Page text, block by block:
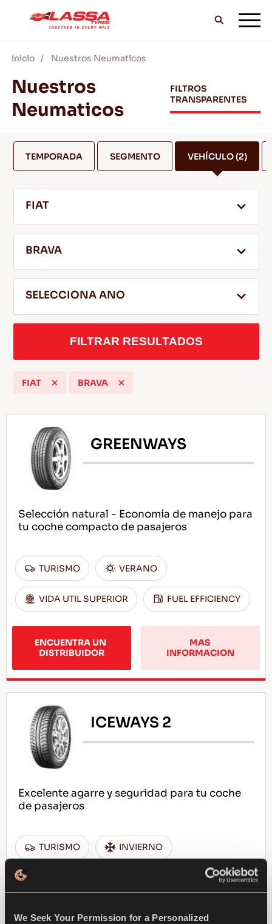
We Seek Your Permission for a Personalized
TODOS LOS NEUMÁTICOS LASSA
DISTRIBUIDORES
BLOG Y VIDEOS
SERVICIO Y AYUDA
Consejos Para conducir En La Nieve
Inicio Nuestros Neumaticos
Nuestros
Neumaticos
FILTROS
TRANSPARENTES
TEMPORADA SEGMENTO VEHÍCULO(2)
FIAT
BRAVA
SELECCIONA ANO
FILTRAR RESULTADOS
FIAT BRAVA
GREENWAYS
Selección natural - Economía de manejo para
tu coche compacto de pasajeros
TURISMO VERANO
VIDA UTIL SUPERIOR FUEL EFFICIENCY
ENCUENTRA UN
DISTRIBUIDOR
MAS
INFORMACION
ICEWAYS 2
Excelente agarre y seguridad para tu coche
de pasajeros
TURISMO INVIERNO